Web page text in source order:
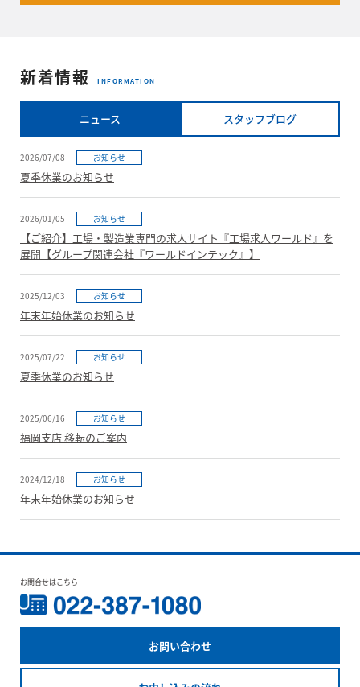
新着情報 INFORMATION
ニュース スタッフブログ
2026/07/08 お知らせ
夏季休業のお知らせ
2026/01/05 お知らせ
【ご紹介】工場・製造業専門の求人サイト『工場求人ワールド』を
展開【グループ関連会社『ワールドインテック』】
2025/12/03 お知らせ
年末年始休業のお知らせ
2025/07/22 お知らせ
夏季休業のお知らせ
2025/06/16 お知らせ
福岡支店 移転のご案内
2024/12/18 お知らせ
年末年始休業のお知らせ
お問合せはこちら
お問い合わせ